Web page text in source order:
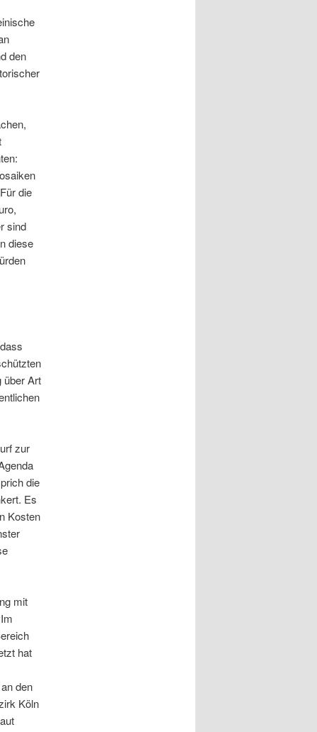
den
die
sind
diese
über Art
zur
die
Es
Kosten
mit
hat
den
Köln